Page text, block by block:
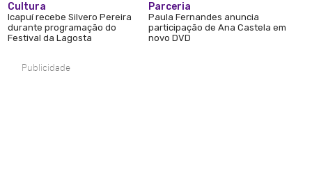
Cultura
Icapuí recebe Silvero Pereira
durante programação do
Festival da Lagosta
Parceria
Paula Fernandes anuncia
participação de Ana Castela em
novo DVD
Publicidade